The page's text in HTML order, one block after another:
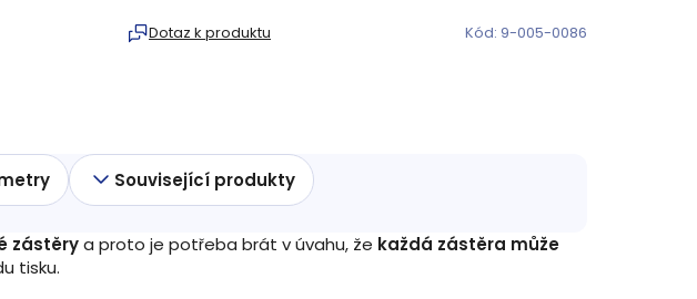
Dotaz k produktu Kód: 9-005-0086
Související produkty
zástěrya proto je potřeba brát v úvahu, že každá zástěra může
tisku.